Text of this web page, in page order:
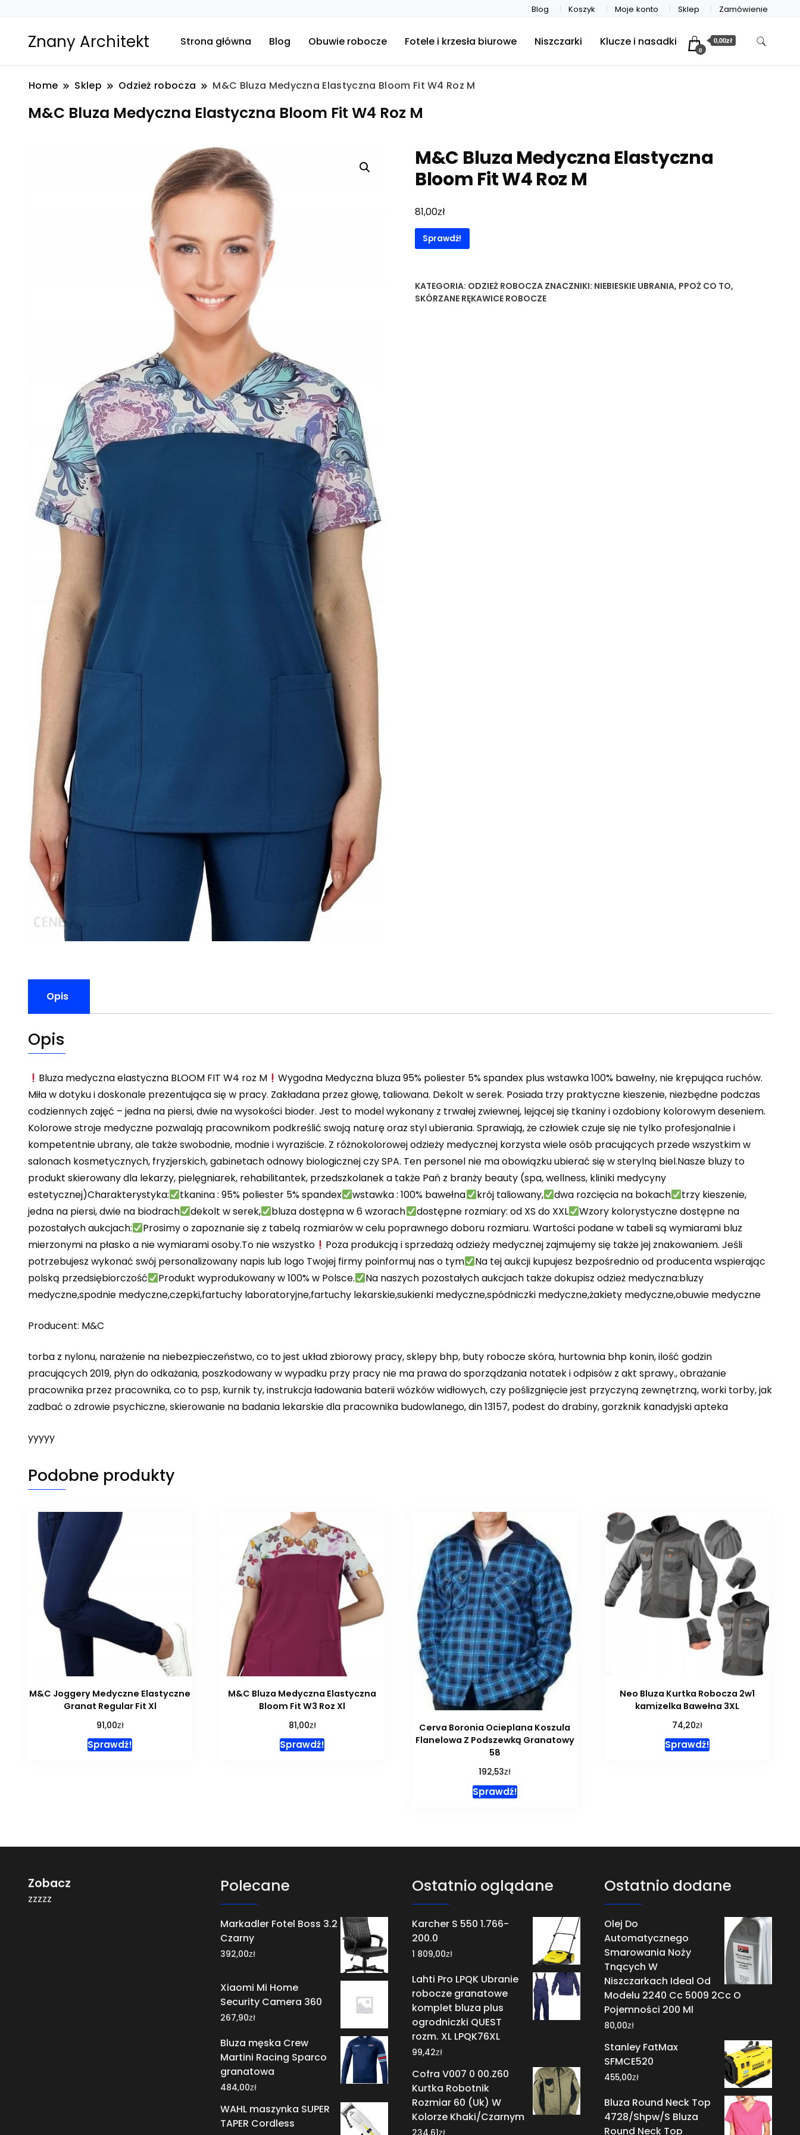
Blog Koszyk Moje konto Sklep Zamówienie
Znany Architekt Strona główna Blog Obuwie robocze Fotele i krzesła biurowe Niszczarki Klucze i nasadki
0
0,00zł
Home Sklep Odzież robocza M&C Bluza Medyczna Elastyczna Bloom Fit W4 Roz M
M&C Bluza Medyczna Elastyczna Bloom Fit W4 Roz M
M&C Bluza Medyczna Elastyczna
Bloom Fit W4 Roz M
81,00zł
Sprawdź!
KATEGORIA: ODZIEŻ ROBOCZA ZNACZNIKI: NIEBIESKIE UBRANIA, PPOŻ CO TO,
SKÓRZANE RĘKAWICE ROBOCZE
Opis
Opis
Bluza medyczna elastyczna BLOOM FIT W4 roz M
Wygodna Medyczna bluza 95% poliester 5% spandex plus wstawka 100% bawełny, nie krępująca ruchów.
Miła w dotyku i doskonale prezentująca się w pracy. Zakładana przez głowę, taliowana. Dekolt w serek. Posiada trzy praktyczne kieszenie, niezbędne podczas
codziennych zajęć – jedna na piersi, dwie na wysokości bioder. Jest to model wykonany z trwałej zwiewnej, lejącej się tkaniny i ozdobiony kolorowym deseniem.
Kolorowe stroje medyczne pozwalają pracownikom podkreślić swoją naturę oraz styl ubierania. Sprawiają, że człowiek czuje się nie tylko profesjonalnie i
kompetentnie ubrany, ale także swobodnie, modnie i wyraziście. Z różnokolorowej odzieży medycznej korzysta wiele osób pracujących przede wszystkim w
salonach kosmetycznych, fryzjerskich, gabinetach odnowy biologicznej czy SPA. Ten personel nie ma obowiązku ubierać się w sterylną biel.Nasze bluzy to
produkt skierowany dla lekarzy, pielęgniarek, rehabilitantek, przedszkolanek a także Pań z branży beauty (spa, wellness, kliniki medycyny
estetycznej)Charakterystyka:
tkanina : 95% poliester 5% spandex wstawka : 100% bawełna krój taliowany, dwa rozcięcia na bokach
trzy kieszenie,
jedna na piersi, dwie na biodrach
dekolt w serek, bluza dostępna w 6 wzorach dostępne rozmiary: od XS do XXL
Wzory kolorystyczne dostępne na
pozostałych aukcjach:
Prosimy o zapoznanie się z tabelą rozmiarów w celu poprawnego doboru rozmiaru. Wartości podane w tabeli są wymiarami bluz
mierzonymi na płasko a nie wymiarami osoby.To nie wszystko
Poza produkcją i sprzedażą odzieży medycznej zajmujemy się także jej znakowaniem. Jeśli
potrzebujesz wykonać swój personalizowany napis lub logo Twojej firmy poinformuj nas o tym
Na tej aukcji kupujesz bezpośrednio od producenta wspierając
polską przedsiębiorczość
Produkt wyprodukowany w 100% w Polsce.
Na naszych pozostałych aukcjach także dokupisz odzież medyczna:bluzy
medyczne,spodnie medyczne,czepki,fartuchy laboratoryjne,fartuchy lekarskie,sukienki medyczne,spódniczki medyczne,żakiety medyczne,obuwie medyczne
Producent: M&C
torba z nylonu, narażenie na niebezpieczeństwo, co to jest układ zbiorowy pracy, sklepy bhp, buty robocze skóra, hurtownia bhp konin, ilość godzin
pracujących 2019, płyn do odkażania, poszkodowany w wypadku przy pracy nie ma prawa do sporządzania notatek i odpisów z akt sprawy., obrażanie
pracownika przez pracownika, co to psp, kurnik ty, instrukcja ładowania baterii wózków widłowych, czy poślizgnięcie jest przyczyną zewnętrzną, worki torby, jak
zadbać o zdrowie psychiczne, skierowanie na badania lekarskie dla pracownika budowlanego, din 13157, podest do drabiny, gorzknik kanadyjski apteka
yyyyy
Podobne produkty
M&C Joggery Medyczne Elastyczne
Granat Regular Fit Xl
91,00zł
Sprawdź!
M&C Bluza Medyczna Elastyczna
Bloom Fit W3 Roz Xl
81,00zł
Sprawdź!
Cerva Boronia Ocieplana Koszula
Flanelowa Z Podszewką Granatowy
58
192,53zł
Sprawdź!
Neo Bluza Kurtka Robocza 2w1
kamizelka Bawełna 3XL
74,20zł
Sprawdź!
Zobacz
zzzzz
Polecane
Markadler Fotel Boss 3.2
Czarny
392,00zł
Xiaomi Mi Home
Security Camera 360
267,90zł
Bluza męska Crew
Martini Racing Sparco
granatowa
484,00zł
WAHL maszynka SUPER
TAPER Cordless
Ostatnio oglądane
Karcher S 550 1.766-
200.0
1 809,00zł
Lahti Pro LPQK Ubranie
robocze granatowe
komplet bluza plus
ogrodniczki QUEST
rozm. XL LPQK76XL
99,42zł
Cofra V007 0 00.Z60
Kurtka Robotnik
Rozmiar 60 (Uk) W
Kolorze Khaki/Czarnym
zł
Ostatnio dodane
Olej Do
Automatycznego
Smarowania Noży
Tnących W
Niszczarkach Ideal Od
Modelu 2240 Cc 5009 2Cc O
Pojemności 200 Ml
80,00zł
Stanley FatMax
SFMCE520
455,00zł
Bluza Round Neck Top
4728/Shpw/S Bluza
Round Neck Top